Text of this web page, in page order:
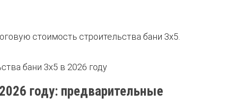
стоимость строительства бани 3х5.
году: предварительные